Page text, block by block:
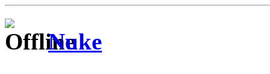
Nuke